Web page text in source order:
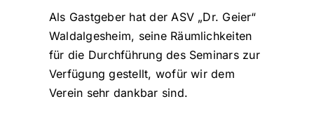
Als Gastgeber hat der ASV „Dr. Geier“
Waldalgesheim, seine Räumlichkeiten
für die Durchführung des Seminars zur
Verfügung gestellt, wofür wir dem
Verein sehr dankbar sind.